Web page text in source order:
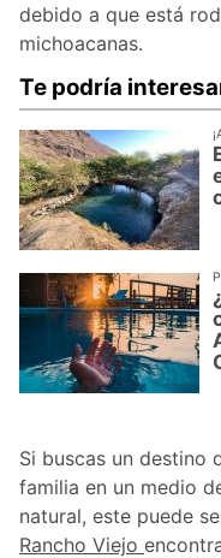
debido a que está
michoacanas.
Te podría
Si buscas un destino
familia en un medio
natural, este puede
Rancho Viejo